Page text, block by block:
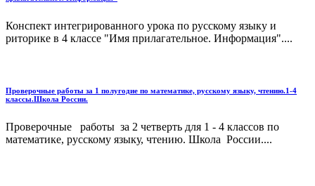
Конспект интегрированного урока по русскому языку и
риторике в 4 классе "Имя прилагательное. Информация"....
Проверочные работы за 1 полугодие по математике, русскому языку, чтению.1-4
классы.Школа России.
Проверочные работы за 2 четверть для 1 - 4 классов по
математике, русскому языку, чтению. Школа России....